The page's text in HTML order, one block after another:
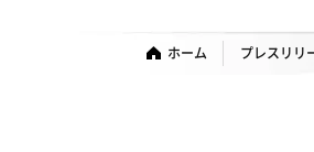
ホーム プレスリリ